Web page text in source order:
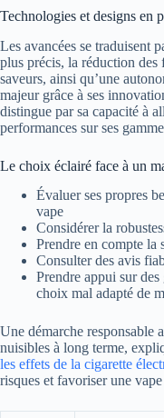
Technologies et designs en
Les avancées se traduisent
plus précis, la réduction des
saveurs, ainsi qu’une
majeur grâce à ses
distingue par sa capacité à
performances sur ses
Le choix éclairé face à un
Évaluer ses propres
vape
Considérer la
Prendre en compte la
Consulter des avis
Prendre appui sur
choix mal adapté de
Une démarche responsable
nuisibles à long terme,
les effets de la cigarette
risques et favoriser une